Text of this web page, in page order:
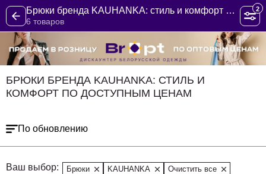
Брюки бренда KAUHANKA: стиль и комфорт по доступным ценам
6 товаров
2
БРЮКИ БРЕНДА KAUHANKA: СТИЛЬ И
КОМФОРТ ПО ДОСТУПНЫМ ЦЕНАМ
По обновлению
Ваш выбор: Брюки KAUHANKA Очистить все